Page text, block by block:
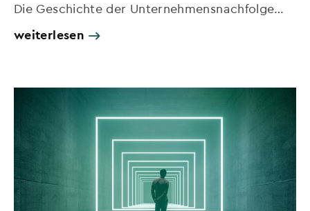
Die Geschichte der Unternehmensnachfolge…
weiterlesen